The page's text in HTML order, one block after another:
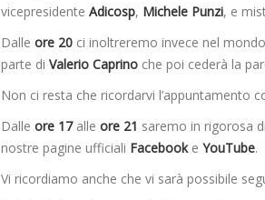
vicepresidente Adicosp, Michele Punzi, e
Dalle ore 20 ci inoltreremo invece nel
parte di Valerio Caprino che poi cederà la
Non ci resta che ricordarvi l’appuntamento
Dalle ore 17alle ore 21 saremo in rigorosa
nostre pagine ufficiali Facebooke YouTube.
Vi ricordiamo anche che vi sarà possibile